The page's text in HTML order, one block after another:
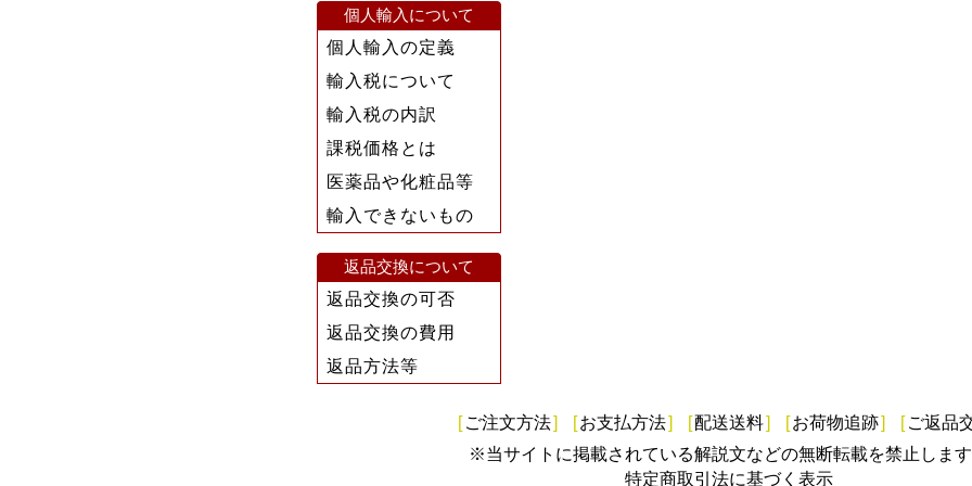
個人輸入について
個人輸入の定義
輸入税について
輸入税の内訳
課税価格とは
医薬品や化粧品等
輸入できないもの
返品交換について
返品交換の可否
返品交換の費用
返品方法等
[ ご注文方法] [お支払方法] [配送送料] [お荷物追跡] [ ご返品
※当サイトに掲載されている解説文などの無断転載を禁止します
特定商取引法に基づく表示